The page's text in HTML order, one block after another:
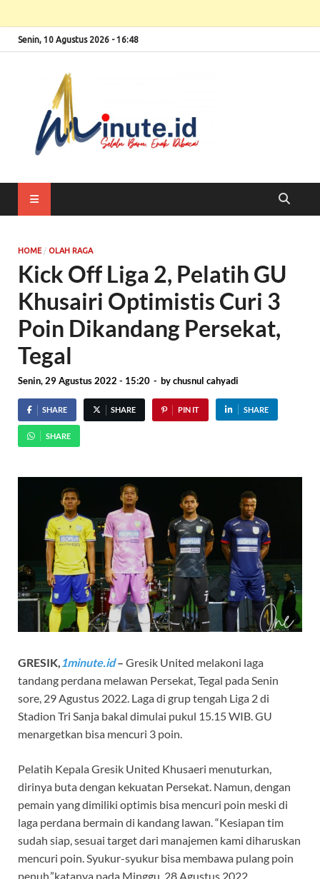
Senin, 10 Agustus 2026 - 16:48
HOME / OLAH RAGA
Kick Off Liga 2, Pelatih GU
Khusairi Optimistis Curi 3
Poin Dikandang Persekat,
Tegal
Senin, 29 Agustus 2022 - 15:20 - bychusnul cahyadi
SHARE SHARE PIN IT SHARE
SHARE
GRESIK, 1minute.id– Gresik United melakoni laga
tandang perdana melawan Persekat, Tegal pada Senin
sore, 29 Agustus 2022. Laga di grup tengah Liga 2 di
Stadion Tri Sanja bakal dimulai pukul 15.15 WIB. GU
menargetkan bisa mencuri 3 poin.
Pelatih Kepala Gresik United Khusaeri menuturkan,
dirinya buta dengan kekuatan Persekat. Namun, dengan
pemain yang dimiliki optimis bisa mencuri poin meski di
laga perdana bermain di kandang lawan. “Kesiapan tim
sudah siap, sesuai target dari manajemen kami diharuskan
mencuri poin. Syukur-syukur bisa membawa pulang poin
penuh,”katanya pada Minggu, 28 Agustus 2022.